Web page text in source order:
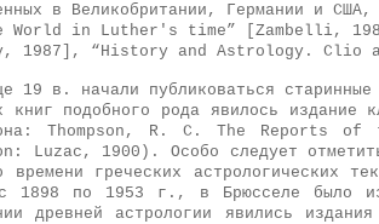
в Великобритании, Германии
World in Luther's time” [Zambelli,
1987], “History and Astrology. Clio
19 в. начали публиковаться
книг подобного рода явилось издание
Thompson, R. C. The Reports
Luzac, 1900). Особо следует
времени греческих астрологических
1898 по 1953 г., в Брюсселе было
древней астрологии явились